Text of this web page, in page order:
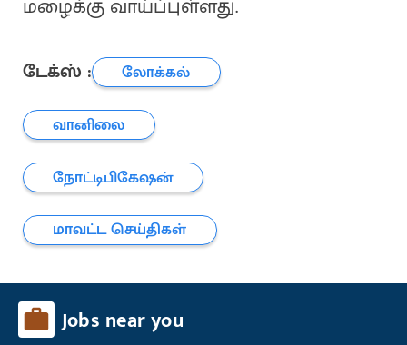
மழைக்கு வாய்ப்புள்ளது.
டேக்ஸ் :
லோக்கல்
வானிலை
நோட்டிபிகேஷன்
மாவட்ட செய்திகள்
Jobs near you